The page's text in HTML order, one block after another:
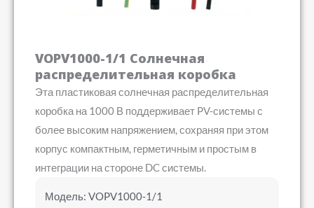
VOPV1000-1/1 Солнечная
распределительная коробка
Эта пластиковая солнечная распределительная
коробка на 1000 В поддерживает PV-системы с
более высоким напряжением, сохраняя при этом
корпус компактным, герметичным и простым в
интеграции на стороне DC системы.
Модель: VOPV1000-1/1